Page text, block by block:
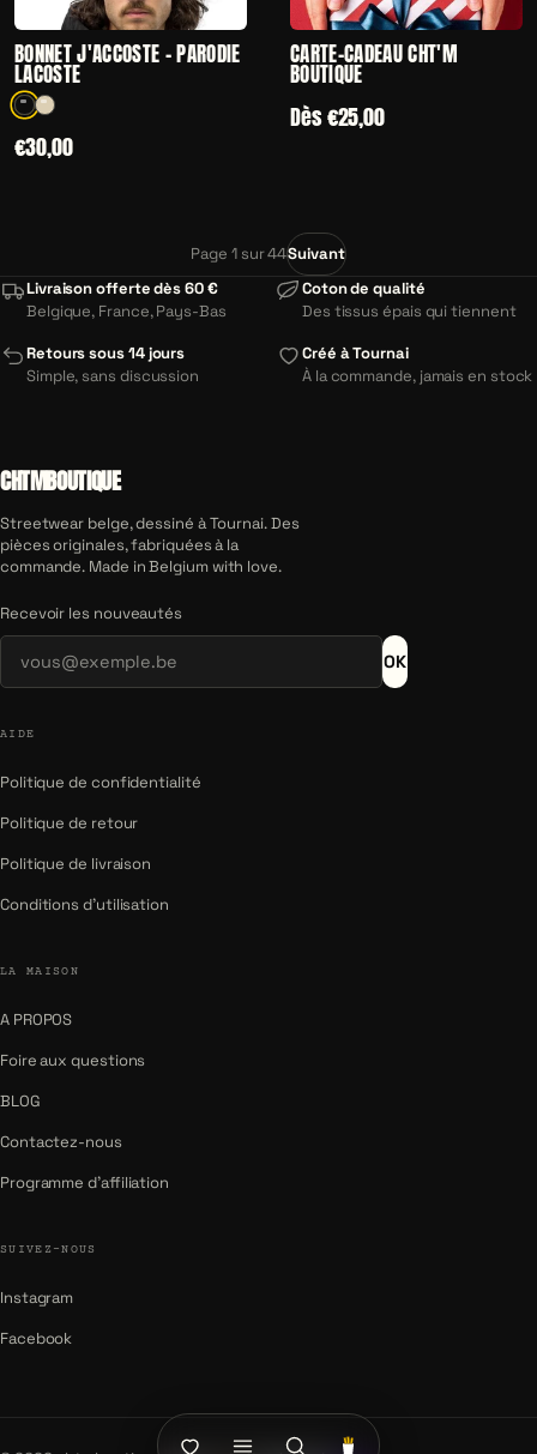
CHOISIR
— BONNET J'ACCOSTE - PARODIE LACOSTE
BONNET J'ACCOSTE - PARODIE
LACOSTE
2 coloris disponibles
€30,00
CHOISIR
— CARTE-
CARTE-CADEAU CHT'M
BOUTIQUE
Dès €25,00
Page 1 sur 44Suivant
Livraison offerte dès 60 €
Belgique, France, Pays-Bas
Coton de qualité
Des tissus épais qui tiennent
Retours sous 14 jours
Simple, sans discussion
Créé à Tournai
À la commande, jamais en stock
CHTMBOUTIQUE
Streetwear belge, dessiné à Tournai. Des
pièces originales, fabriquées à la
commande. Made in Belgium with love.
Recevoir les nouveautés
OK
AIDE
Politique de confidentialité
Politique de retour
Politique de livraison
Conditions d'utilisation
LA MAISON
A PROPOS
Foire aux questions
BLOG
Contactez-nous
Programme d'affiliation
SUIVEZ-NOUS
Instagram
Facebook